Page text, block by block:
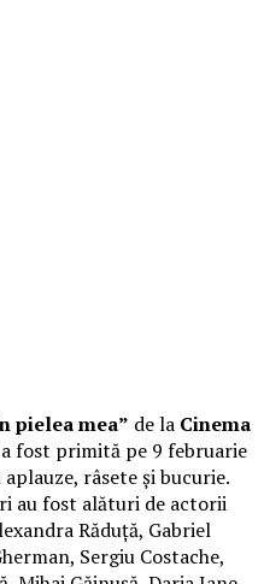
pielea mea” de la Cinema
a fost primită pe 9 februarie
râsete și bucurie.
au fost alături de actorii
Răduță, Gabriel
Sergiu Costache,